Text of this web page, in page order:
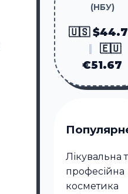
(НБУ)
🇺🇸
🇪🇺
€51.67
Лікувальна
професійна
косметика